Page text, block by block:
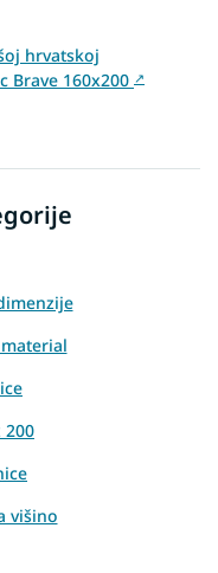
hrvatskoj
Brave 160x200 ↗
200
višino